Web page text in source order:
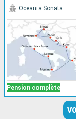
Pension complète
Oceania Sonata